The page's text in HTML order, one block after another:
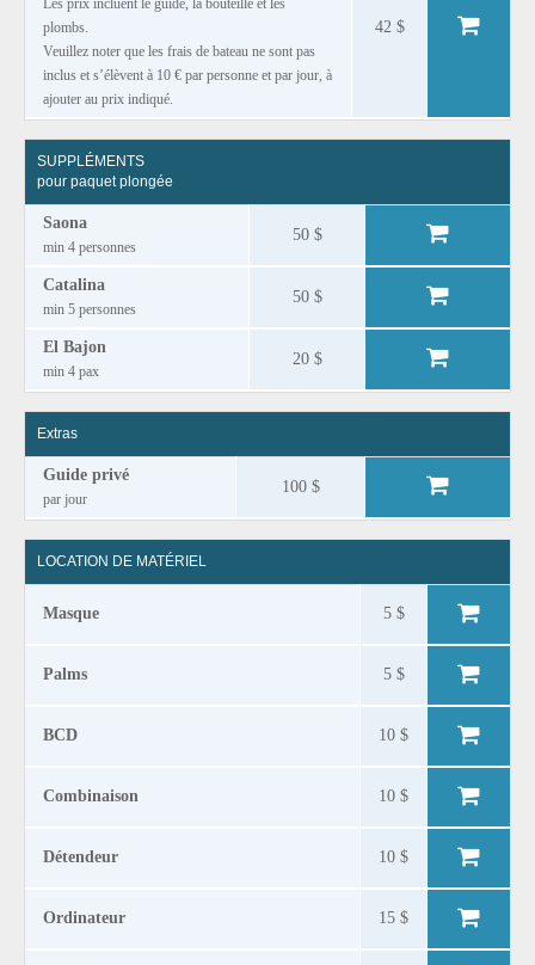
Les prix incluent le guide, la bouteille et les
plombs.
Veuillez noter que les frais de bateau ne sont pas
inclus et s’élèvent à 10 € par personne et par jour, à
ajouter au prix indiqué.
42 $
SUPPLÉMENTS
pour paquet plongée
Saona
min 4 personnes
50 $
Catalina
min 5 personnes
50 $
El Bajon
min 4 pax
20 $
Extras
Guide privé
par jour
100 $
LOCATION DE MATÉRIEL
Masque 5 $
Palms 5 $
BCD 10 $
Combinaison 10 $
Détendeur 10 $
Ordinateur 15 $